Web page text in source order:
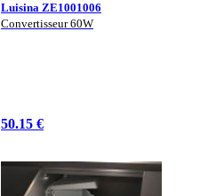
Luisina ZE1001006
Convertisseur 60W
50.15 €